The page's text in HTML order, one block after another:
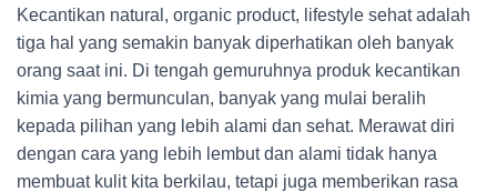
Kecantikan natural, organic product, lifestyle sehat adalah
tiga hal yang semakin banyak diperhatikan oleh banyak
orang saat ini. Di tengah gemuruhnya produk kecantikan
kimia yang bermunculan, banyak yang mulai beralih
kepada pilihan yang lebih alami dan sehat. Merawat diri
dengan cara yang lebih lembut dan alami tidak hanya
membuat kulit kita berkilau, tetapi juga memberikan rasa